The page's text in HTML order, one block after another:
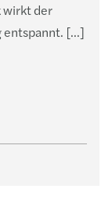
wirkt der
entspannt. […]